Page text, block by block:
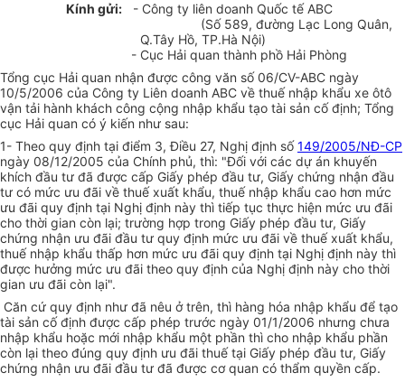
Kính gửi: - Công ty liên doanh Quốc tế ABC
(Số 589, đường Lạc Long Quân,
Q.Tây Hồ, TP.Hà Nội)
- Cục Hải quan thành phồ Hải Phòng
Tổng cục Hải quan nhận được công văn số 06/CV-ABC ngày
10/5/2006 của Công ty Liên doanh ABC về thuế nhập khẩu xe ôtô
vận tải hành khách công cộng nhập khẩu tạo tài sản cố định; Tổng
cục Hải quan có ý kiến như sau:
1- Theo quy định tại điểm 3, Điều 27, Nghị định số149/2005/NĐ-CP
ngày 08/12/2005 của Chính phủ, thì: "Đối với các dự án khuyến
khích đầu tư đã được cấp Giấy phép đầu tư, Giấy chứng nhận đầu
tư có mức ưu đãi về thuế xuất khẩu, thuế nhập khẩu cao hơn mức
ưu đãi quy định tại Nghị định này thì tiếp tục thực hiện mức ưu đãi
cho thời gian còn lại; trường hợp trong Giấy phép đầu tư, Giấy
chứng nhận ưu đãi đầu tư quy định mức ưu đãi về thuế xuất khẩu,
thuế nhập khẩu thấp hơn mức ưu đãi quy định tại Nghị định này thì
được hưởng mức ưu đãi theo quy định của Nghị định này cho thời
gian ưu đãi còn lại".
Căn cứ quy định như đã nêu ở trên, thì hàng hóa nhập khẩu để tạo
tài sản cố định được cấp phép trước ngày 01/1/2006 nhưng chưa
nhập khẩu hoặc mới nhập khẩu một phần thì cho nhập khẩu phần
còn lại theo đúng quy định ưu đãi thuế tại Giấy phép đầu tư, Giấy
chứng nhận ưu đãi đầu tư đã được cơ quan có thẩm quyền cấp.